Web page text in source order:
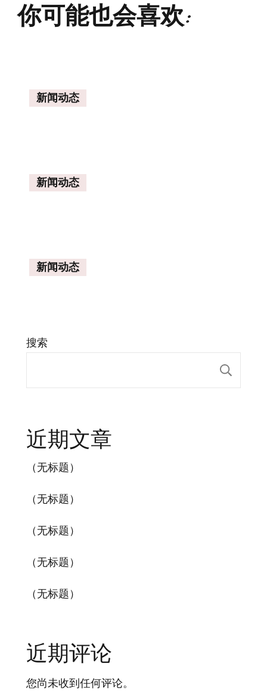
你可能也会喜欢:
新闻动态
新闻动态
新闻动态
搜索
近期文章
（无标题）
（无标题）
（无标题）
（无标题）
（无标题）
近期评论
您尚未收到任何评论。